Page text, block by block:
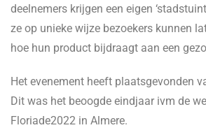
deelnemers krijgen een eigen
ze op unieke wijze bezoekers kunnen
hoe hun product bijdraagt aan een
Het evenement heeft plaatsgevonden
Dit was het beoogde eindjaar ivm de
Floriade2022 in Almere.